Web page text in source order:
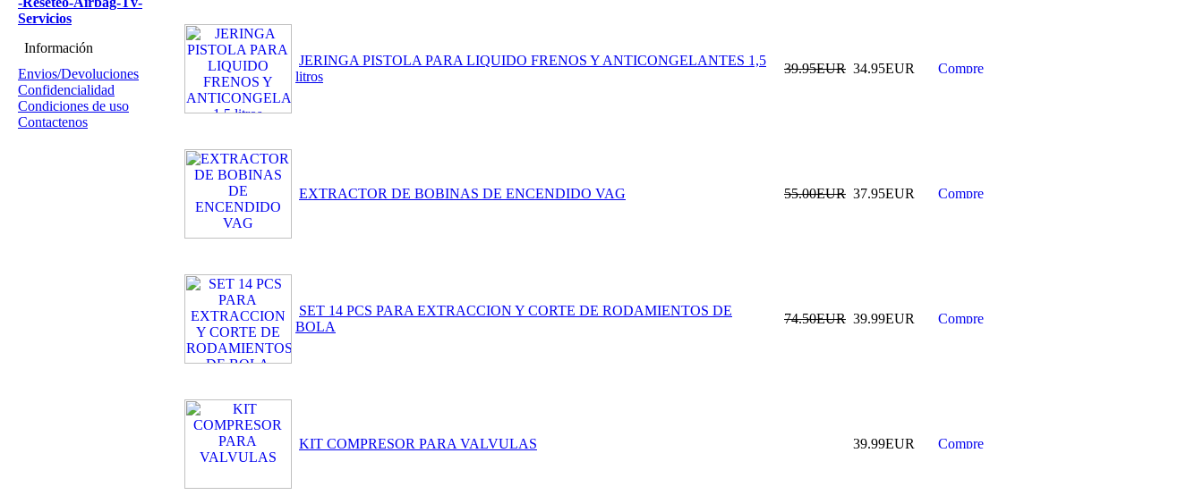
Servicios
Información
Envios/Devoluciones
Confidencialidad
Condiciones de uso
Contactenos
JERINGA PISTOLA PARA LIQUIDO FRENOS Y ANTICONGELANTES 1,5
litros
39.95EUR 34.95EUR
EXTRACTOR DE BOBINAS DE ENCENDIDO VAG 55.00EUR 37.95EUR
SET 14 PCS PARA EXTRACCION Y CORTE DE RODAMIENTOS DE
BOLA
74.50EUR 39.99EUR
KIT COMPRESOR PARA VALVULAS 39.99EUR